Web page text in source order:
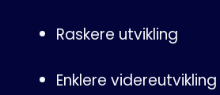
Raskere utvikling
Enklere videreutvikling